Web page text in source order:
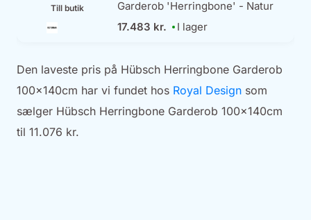
Garderob 'Herringbone' - Natur
I lager
17.483 kr.
Till butik
Den laveste pris på Hübsch Herringbone Garderob
100x140cm har vi fundet hos Royal Design som
sælger Hübsch Herringbone Garderob 100x140cm
til 11.076 kr.